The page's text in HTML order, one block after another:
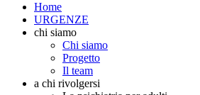
Home
URGENZE
chi siamo
Chi siamo
Progetto
Il team
a chi rivolgersi